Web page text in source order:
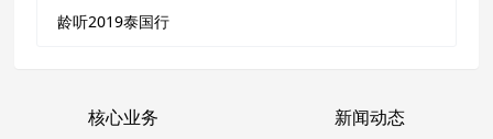
龄听2019泰国行
核心业务 新闻动态